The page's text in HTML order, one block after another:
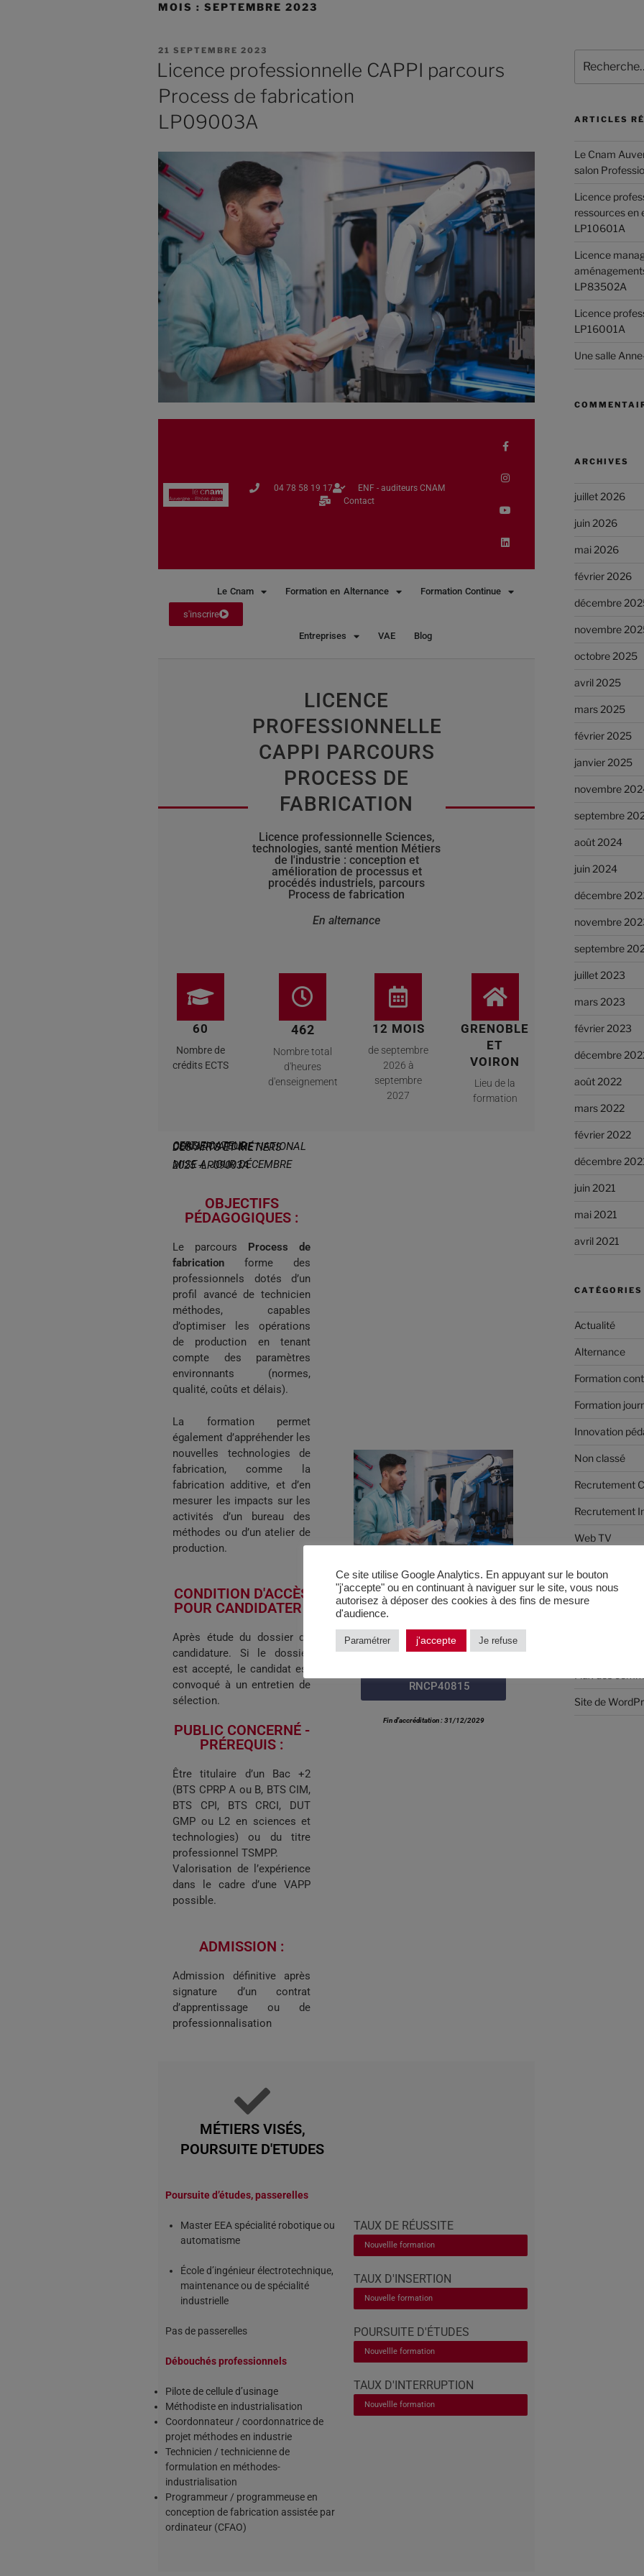
MOIS : SEPTEMBRE 2023
21 SEPTEMBRE 2023
Licence professionnelle CAPPI parcours
Process de fabrication
LP09003A
04 78 58 19 17​
ENF - auditeurs CNAM
Contact
s'inscrire
Le Cnam Formation en Alternance Formation Continue
Entreprises VAE Blog
LICENCE
PROFESSIONNELLE
CAPPI PARCOURS
PROCESS DE
FABRICATION
Licence professionnelle Sciences,
technologies, santé mention Métiers
de l'industrie : conception et
amélioration de processus et
procédés industriels, parcours
Process de fabrication
En alternance
60
Nombre de
crédits ECTS
462
Nombre total
d'heures
d'enseignement
12 MOIS
de septembre
2026 à
septembre
2027
GRENOBLE
ET
VOIRON
Lieu de la
formation
CERTIFICATEUR CONSERVATOIRE NATIONAL DES ARTS ET MÉTIERS
MISE A JOUR DÉCEMBRE 2025 -LP09003A
OBJECTIFS
PÉDAGOGIQUES :
Le parcours
Process de
fabrication forme des
professionnels dotés d’un
profil avancé de technicien
méthodes, capables
d’optimiser les opérations
de production en tenant
compte des paramètres
environnants (normes,
qualité, coûts et délais).
La formation permet
également d’appréhender les
nouvelles technologies de
fabrication, comme la
fabrication additive, et d’en
mesurer les impacts sur les
activités d’un bureau des
méthodes ou d’un atelier de
production.
CONDITION D'ACCÈS
POUR CANDIDATER :
Après étude du dossier de
candidature. Si le dossier
est accepté, le candidat est
convoqué à un entretien de
sélection.
PUBLIC CONCERNÉ -
PRÉREQUIS :​
Être titulaire d’un Bac +2
(BTS CPRP A ou B, BTS CIM,
BTS CPI, BTS CRCI, DUT
GMP ou L2 en sciences et
technologies) ou du titre
professionnel TSMPP.
Valorisation de l’expérience
dans le cadre d’une VAPP
possible.
ADMISSION :​
Admission définitive après
signature d’un contrat
d’apprentissage ou de
professionnalisation
TELECHARGER
LA
NOUS
CONTACTER
JE
SOUHAITE
Fiche France
RNCP40815
Fin d’accréditation : 31/12/2029
MÉTIERS VISÉS,
POURSUITE D'ETUDES
Poursuite d’études, passerelles
Master EEA spécialité robotique ou
automatisme
École d’ingénieur électrotechnique,
maintenance ou de spécialité
industrielle
Pas de passerelles
Débouchés professionnels
Pilote de cellule d’usinage
Méthodiste en industrialisation
Coordonnateur / coordonnatrice de
projet méthodes en industrie
Technicien / technicienne de
formulation en méthodes-
industrialisation
Programmeur / programmeuse en
conception de fabrication assistée par
ordinateur (CFAO)
TAUX DE RÉUSSITE
Nouvellle formation
TAUX D'INSERTION
Nouvelle formation
POURSUITE D'ÉTUDES
Nouvellle formation
TAUX D'INTERRUPTION
Nouvellle formation
ARTICLES
Le Cnam
salon
Licence
ressources en
LP10601A
Licence
LP83502A
Licence
LP16001A
Une salle
ARCHIVES
juillet 2026
juin 2026
mai 2026
février 2026
décembre
novembre
octobre 2025
avril 2025
mars 2025
février 2025
janvier 2025
novembre
septembre
août 2024
juin 2024
décembre
novembre
septembre
juillet 2023
mars 2023
février 2023
décembre
août 2022
mars 2022
février 2022
décembre
juin 2021
mai 2021
avril 2021
CATÉGORIES
Actualité
Alternance
Formation
Formation
Innovation
Non classé
Recrutement
Recrutement
Web TV
MÉTA
Site de
Ce site utilise Google Analytics. En appuyant sur le bouton
"j'accepte" ou en continuant à naviguer sur le site, vous nous
autorisez à déposer des cookies à des fins de mesure
d'audience.
Paramétrer j'accepte Je refuse